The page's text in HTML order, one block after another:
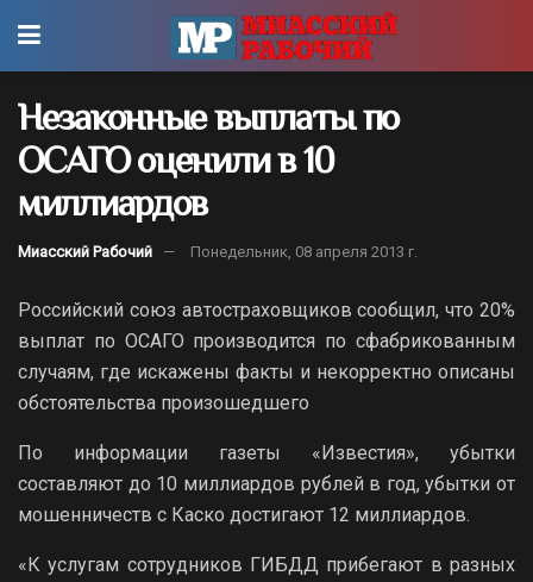
Незаконные выплаты по
ОСАГО оценили в 10
миллиардов
Миасский Рабочий Понедельник, 08 апреля 2013 г.
Российский союз автостраховщиков сообщил, что 20%
выплат по ОСАГО производится по сфабрикованным
случаям, где искажены факты и некорректно описаны
обстоятельства произошедшего
По информации газеты «Известия», убытки
составляют до 10 миллиардов рублей в год, убытки от
мошенничеств с Каско достигают 12 миллиардов.
«К услугам сотрудников ГИБДД прибегают в разных